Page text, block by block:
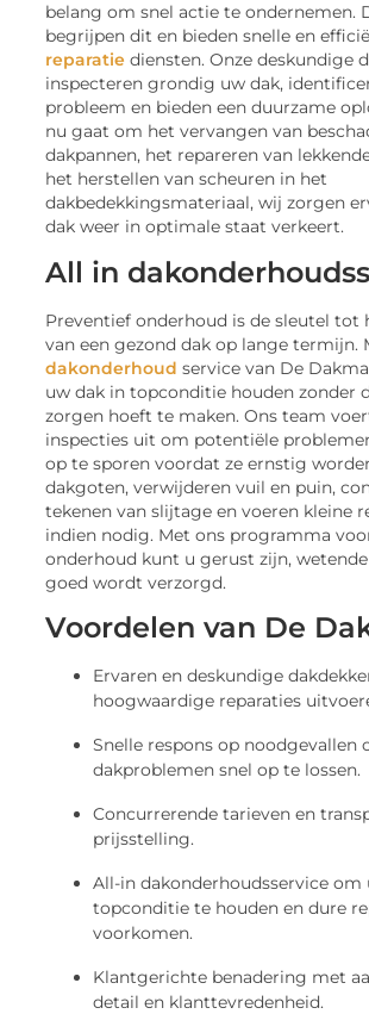
belang om snel actie te ondernemen.
begrijpen dit en bieden snelle en
reparatie diensten. Onze deskundige
inspecteren grondig uw dak,
probleem en bieden een duurzame
nu gaat om het vervangen van
dakpannen, het repareren van
het herstellen van scheuren in het
dakbedekkingsmateriaal, wij zorgen
dak weer in optimale staat verkeert.
All in
Preventief onderhoud is de sleutel tot
van een gezond dak op lange termijn.
dakonderhoud service van De
uw dak in topconditie houden zonder
zorgen hoeft te maken. Ons team
inspecties uit om potentiële
op te sporen voordat ze ernstig
dakgoten, verwijderen vuil en puin,
tekenen van slijtage en voeren kleine
indien nodig. Met ons programma
onderhoud kunt u gerust zijn,
goed wordt verzorgd.
Voordelen van De
Ervaren en deskundige
hoogwaardige reparaties
Snelle respons op noodgevallen
dakproblemen snel op te lossen.
Concurrerende tarieven en
prijsstelling.
All-in dakonderhoudsservice om
topconditie te houden en dure
voorkomen.
Klantgerichte benadering met
detail en klanttevredenheid.